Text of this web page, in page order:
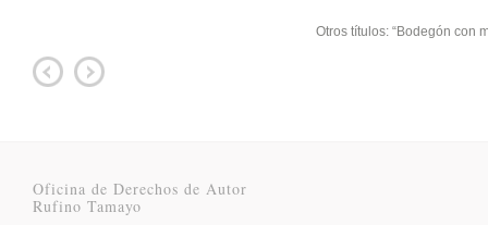
Otros títulos: “Bodegón con
Oficina de Derechos de Autor
Rufino Tamayo